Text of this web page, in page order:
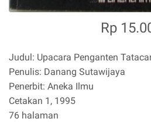
Rp
Judul: Upacara Penganten
Penulis: Danang Sutawijaya
Penerbit: Aneka Ilmu
Cetakan 1, 1995
76 halaman